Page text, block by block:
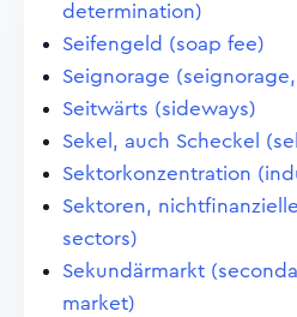
determination)
Seifengeld (soap fee)
Seignorage
Seitwärts (sideways)
Sekel, auch Scheckel
Sektorkonzentration
Sektoren,
sectors)
Sekundärmarkt
market)